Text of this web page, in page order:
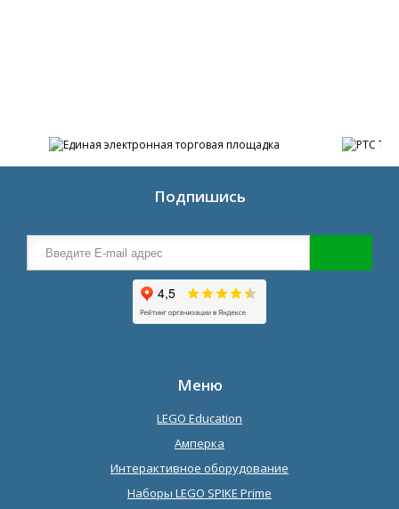
Подпишись
Меню
LEGO Education
Амперка
Интерактивное оборудование
Наборы LEGO SPIKE Prime